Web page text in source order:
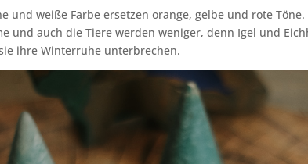
und weiße Farbe ersetzen orange, gelbe und rote
und auch die Tiere werden weniger, denn Igel und
ihre Winterruhe unterbrechen.